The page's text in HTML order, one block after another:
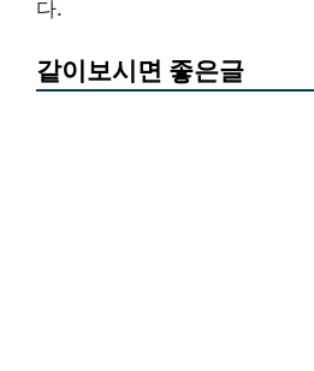
다.
같이보시면 좋은글